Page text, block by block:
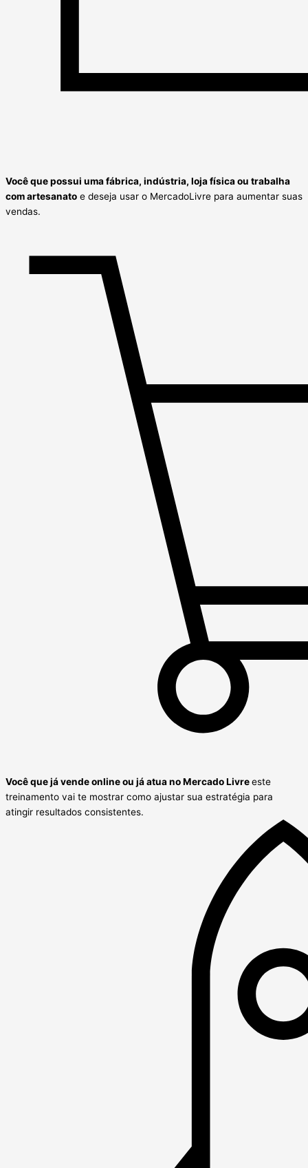
Você quepossui uma fábrica, indústria, loja física ou trabalha
com artesanato e deseja usar o MercadoLivre para aumentar suas
vendas.
Você que já vende online ou já atua no Mercado Livreeste
treinamento vai te mostrar como ajustar sua estratégia para
atingir resultados consistentes.